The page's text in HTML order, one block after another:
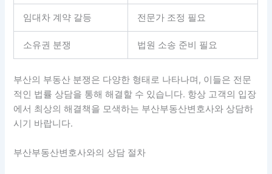
임대차 계약 갈등 전문가 조정 필요
소유권 분쟁 법원 소송 준비 필요
부산의 부동산 분쟁은 다양한 형태로 나타나며, 이들은 전문
적인 법률 상담을 통해 해결할 수 있습니다. 항상 고객의 입장
에서 최상의 해결책을 모색하는 부산부동산변호사와 상담하
시기 바랍니다.
부산부동산변호사와의 상담 절차